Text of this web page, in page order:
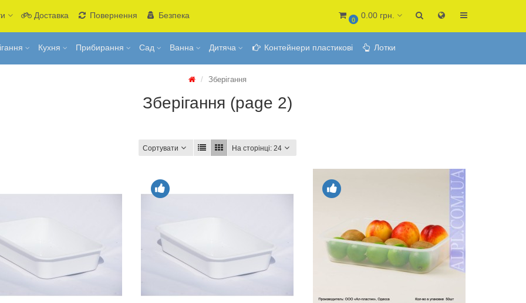
Доставка Повернення Безпека
0
0.00 грн.
Кухня Прибирання Сад Ванна Дитяча Контейнери пластикові Лотки
Зберігання
Зберігання (page 2)
Сортувати На сторінці: 24